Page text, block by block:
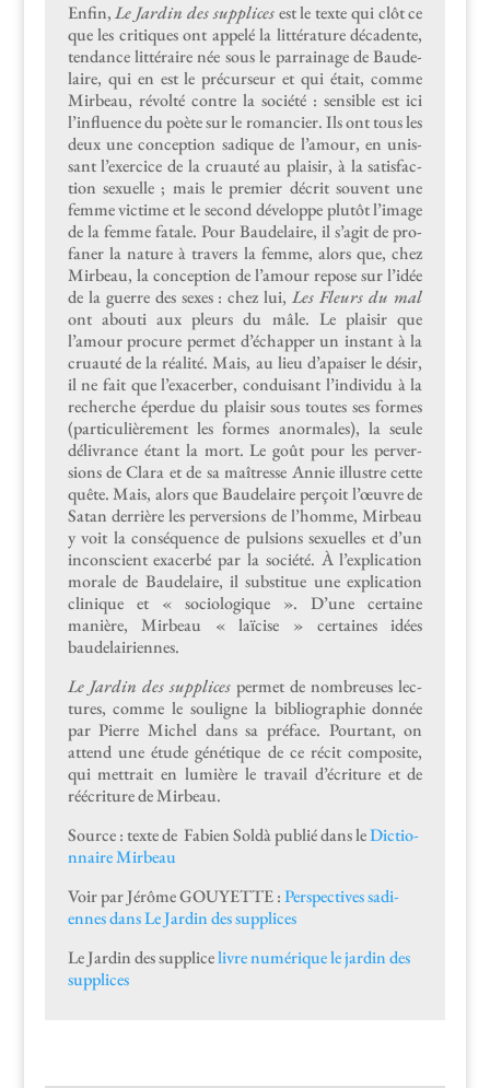
Enfin,Le Jardin des sup­plicesest le texte qui clôt ce
que les cri­tiques ont appelé la lit­téra­ture déca­dente,
ten­dance lit­téraire née sous le par­rainage de Baude­
laire, qui en est le précurseur et qui était, comme
Mir­beau, révolté con­tre la société : sen­si­ble est ici
l’influence du poète sur le romanci­er. Ils ont tous les
deux une con­cep­tion sadique de l’amour, en unis­
sant l’exercice de la cru­auté au plaisir, à la sat­is­fac­
tion sex­uelle ; mais le pre­mier décrit sou­vent une
femme vic­time et le sec­ond développe plutôt l’image
de la femme fatale. Pour Baude­laire, il s’agit de pro­
fan­er la nature à tra­vers la femme, alors que, chez
Mir­beau, la con­cep­tion de l’amour repose sur l’idée
de la guerre des sex­es : chez lui,Les Fleurs du mal
ont abouti aux pleurs du mâle. Le plaisir que
l’amour pro­cure per­met d’échapper un instant à la
cru­auté de la réal­ité. Mais, au lieu d’apaiser le désir,
il ne fait que l’exacerber, con­duisant l’individu à la
recherche éper­due du plaisir sous toutes ses formes
(par­ti­c­ulière­ment les formes anor­males), la seule
délivrance étant la mort. Le goût pour les per­ver­
sions de Clara et de sa maîtresse Annie illus­tre cette
quête. Mais, alors que Baude­laire perçoit l’œuvre de
Satan der­rière les per­ver­sions de l’homme, Mir­beau
y voit la con­séquence de pul­sions sex­uelles et d’un
incon­scient exac­er­bé par la société. À l’explication
morale de Baude­laire, il sub­stitue une expli­ca­tion
clin­ique et « soci­ologique ». D’une cer­taine
manière, Mir­beau « laï­cise » cer­taines idées
baudelairiennes.
Le Jardin des sup­plicesper­met de nom­breuses lec­
tures, comme le souligne la bib­li­ogra­phie don­née
par Pierre Michel dans sa pré­face. Pour­tant, on
attend une étude géné­tique de ce réc­it com­pos­ite,
qui met­trait en lumière le tra­vail d’écriture et de
réécri­t­ure de Mirbeau.
Source : texte de Fabi­en Sol­dà pub­lié dans leDic­tio­
n­naire Mirbeau
Voir par Jérôme GOUYETTE :Per­spec­tives sadi­
ennes dans Le Jardin des supplices
Le Jardin des sup­plicelivre numérique le jardin des
supplices